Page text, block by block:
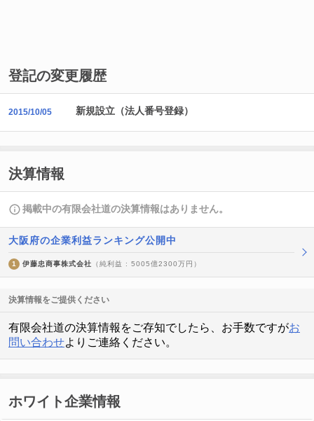
登記の変更履歴
2015/10/05 新規設立（法人番号登録）
決算情報
掲載中の有限会社道の決算情報はありません。
大阪府の企業利益ランキング公開中
1 伊藤忠商事株式会社 （純利益 : 5005億2300万円）
決算情報をご提供ください
有限会社道の決算情報をご存知でしたら、お手数ですがお
問い合わせよりご連絡ください。
ホワイト企業情報